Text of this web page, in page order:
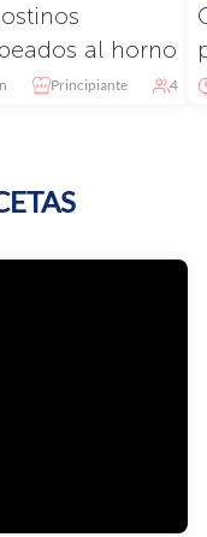
al horno
Principiante 4